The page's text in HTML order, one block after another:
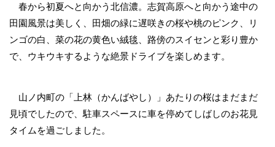
春から初夏へと向かう北信濃。志賀高原へと向かう途中の
田園風景は美しく、田畑の緑に遅咲きの桜や桃のピンク、リ
ンゴの白、菜の花の黄色い絨毯、路傍のスイセンと彩り豊か
で、ウキウキするような絶景ドライブを楽しめます。
山ノ内町の「上林（かんばやし）」あたりの桜はまだまだ
見頃でしたので、駐車スペースに車を停めてしばしのお花見
タイムを過ごしました。